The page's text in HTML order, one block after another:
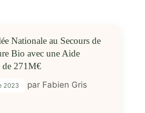
Nationale au Secours de
Bio avec une Aide
de 271M€
2023 par Fabien Gris